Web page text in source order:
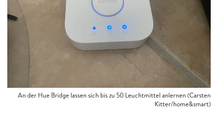
An der Hue Bridge lassen sich bis zu 50 Leuchtmittel anlernen (Carsten
Kitter/home&smart)